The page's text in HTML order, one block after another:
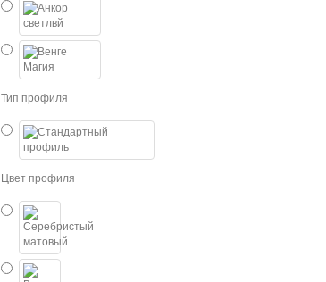
Тип профиля
Цвет профиля